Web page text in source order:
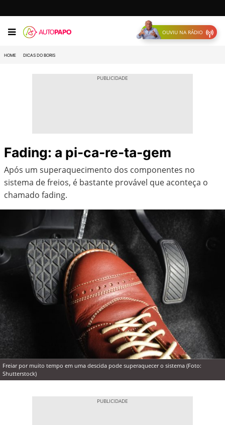
OUVIU NA RÁDIO
HOME DICAS DO BORIS
Fading: a pi-ca-re-ta-gem
Após um superaquecimento dos componentes no
sistema de freios, é bastante provável que aconteça o
chamado fading.
Freiar por muito tempo em uma descida pode superaquecer o sistema (Foto:
Shutterstock)